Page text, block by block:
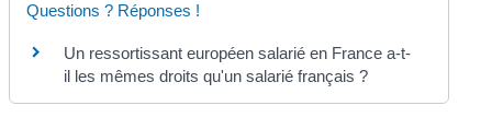
Questions ? Réponses !
Un ressortissant européen salarié en France a-t-
il les mêmes droits qu'un salarié français ?